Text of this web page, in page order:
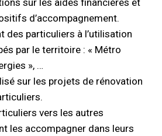
sur les aides financières et
d’accompagnement.
des particuliers à l’utilisation
par le territoire : « Métro
», …
sur les projets de rénovation
vers les autres
les accompagner dans leurs